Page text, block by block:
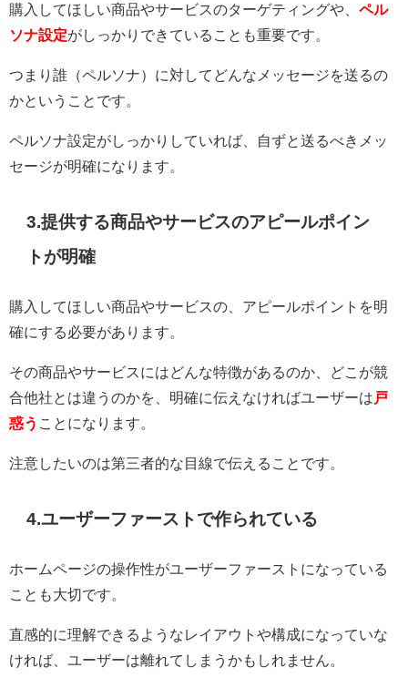
購入してほしい商品やサービスのターゲティングや、 ペル
ソナ設定がしっかりできていることも重要です。
つまり誰（ペルソナ）に対してどんなメッセージを送るの
かということです。
ペルソナ設定がしっかりしていれば、自ずと送るべきメッ
セージが明確になります。
3.提供する商品やサービスのアピールポイン
トが明確
購入してほしい商品やサービスの、アピールポイントを明
確にする必要があります。
その商品やサービスにはどんな特徴があるのか、どこが競
合他社とは違うのかを、明確に伝えなければユーザーは 戸
惑う ことになります。
注意したいのは第三者的な目線で伝えることです。
4.ユーザーファーストで作られている
ホームページの操作性がユーザーファーストになっている
ことも大切です。
直感的に理解できるようなレイアウトや構成になっていな
ければ、ユーザーは離れてしまうかもしれません。